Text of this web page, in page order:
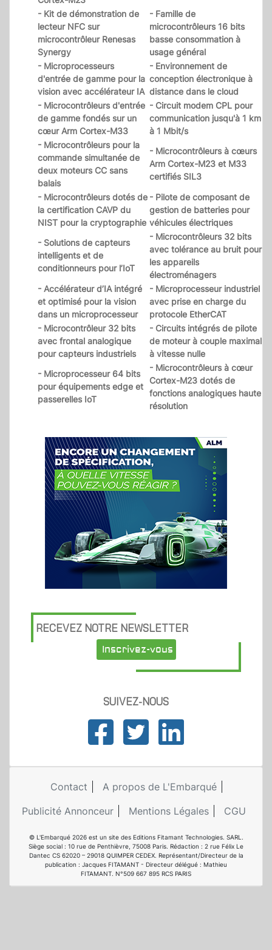
- Kit de démonstration de
lecteur NFC sur
microcontrôleur Renesas
Synergy
- Famille de
microcontrôleurs 16 bits
basse consommation à
usage général
- Microprocesseurs
d'entrée de gamme pour la
vision avec accélérateur IA
- Environnement de
conception électronique à
distance dans le cloud
- Microcontrôleurs d'entrée
de gamme fondés sur un
cœur Arm Cortex-M33
- Circuit modem CPL pour
communication jusqu'à 1 km
à 1 Mbit/s
- Microcontrôleurs pour la
commande simultanée de
deux moteurs CC sans
balais
- Microcontrôleurs à cœurs
Arm Cortex-M23 et M33
certifiés SIL3
- Microcontrôleurs dotés de
la certification CAVP du
NIST pour la cryptographie
- Pilote de composant de
gestion de batteries pour
véhicules électriques
- Solutions de capteurs
intelligents et de
conditionneurs pour l’IoT
- Microcontrôleurs 32 bits
avec tolérance au bruit pour
les appareils
électroménagers
- Accélérateur d’IA intégré
et optimisé pour la vision
dans un microprocesseur
- Microprocesseur industriel
avec prise en charge du
protocole EtherCAT
- Microcontrôleur 32 bits
avec frontal analogique
pour capteurs industriels
- Circuits intégrés de pilote
de moteur à couple maximal
à vitesse nulle
- Microprocesseur 64 bits
pour équipements edge et
passerelles IoT
- Microcontrôleurs à cœur
Cortex-M23 dotés de
fonctions analogiques haute
résolution
RECEVEZ NOTRE NEWSLETTER
Inscrivez-vous
SUIVEZ-NOUS
Contact
A propos de L'Embarqué
Publicité Annonceur
Mentions Légales CGU
© L'Embarqué 2026 est un site des Editions Fitamant Technologies. SARL.
Siège social : 10 rue de Penthièvre, 75008 Paris. Rédaction : 2 rue Félix Le
Dantec CS 62020 – 29018 QUIMPER CEDEX. Représentant/Directeur de la
publication : Jacques FITAMANT - Directeur délégué : Mathieu
FITAMANT. N°509 667 895 RCS PARIS